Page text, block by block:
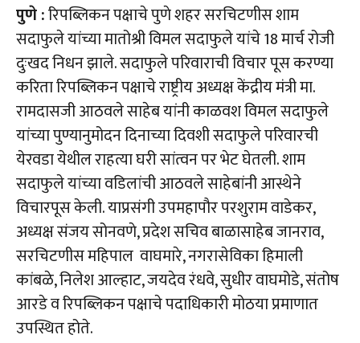
पुणे :रिपब्लिकन पक्षाचे पुणे शहर सरचिटणीस शाम
सदाफुले यांच्या मातोश्री विमल सदाफुले यांचे 18 मार्च रोजी
दुःखद निधन झाले.सदाफुले परिवाराची विचार पूस करण्या
करिता रिपब्लिकन पक्षाचे राष्ट्रीय अध्यक्ष केंद्रीय मंत्री मा.
रामदासजी आठवले साहेब यांनी काळवश विमल सदाफुले
यांच्या पुण्यानुमोदन दिनाच्या दिवशी सदाफुले परिवारची
येरवडा येथील राहत्या घरी सांत्वन पर भेट घेतली.शाम
सदाफुले यांच्या वडिलांची आठवले साहेबांनी आस्थेने
विचारपूस केली.याप्रसंगी उपमहापौर परशुराम वाडेकर,
अध्यक्ष संजय सोनवणे, प्रदेश सचिव बाळासाहेब जानराव,
सरचिटणीस महिपाल वाघमारे, नगरासेविका हिमाली
कांबळे, निलेश आल्हाट, जयदेव रंधवे, सुधीर वाघमोडे, संतोष
आरडे व रिपब्लिकन पक्षाचे पदाधिकारी मोठया प्रमाणात
उपस्थित होते.